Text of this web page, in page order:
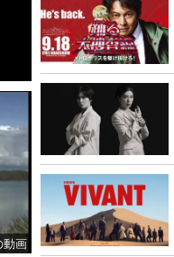
動画